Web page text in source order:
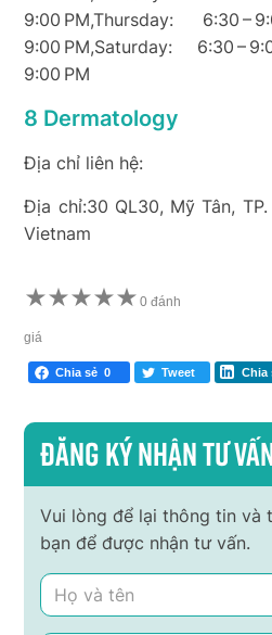
9:00 PM,Thursday: 6:30 –
9:00 PM,Saturday: 6:30 –
9:00 PM
8 Dermatology
Địa chỉ liên hệ:
Địa chỉ:30 QL30, Mỹ Tân,
Vietnam
★★★★★ 0 đánh
giá
Chia sẻ 0 Tweet Chia
Đăng ký nhận tư
Vui lòng để lại thông tin và
bạn để được nhận tư vấn.